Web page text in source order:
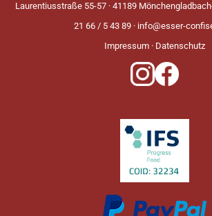
Laurentiusstraße 55-57 · 41189
21 66 / 5 43 89 · info@esser-
Impressum · Datenschutz